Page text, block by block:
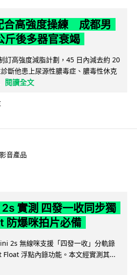
合高強度操練 成都男
後多器官衰竭
訂高強度減脂計劃，45 日內減去約 20
斷他患上尿源性膿毒症、膿毒性休克
閱讀全文
影音產品
實測 四發一收同步獨
防爆咪拍片必備
2s 無線咪支援「四發一收」分軌錄
浮點內錄功能。本文經實測其...